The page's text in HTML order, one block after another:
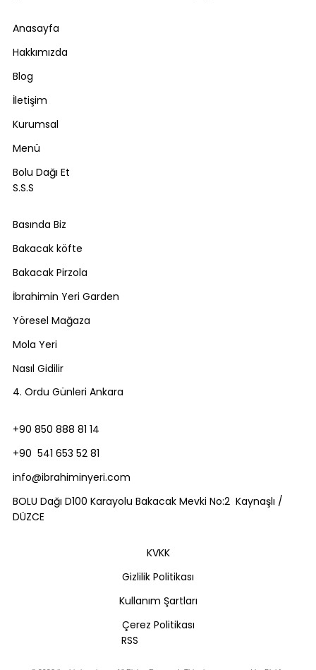
Anasayfa
Hakkımızda
Blog
İletişim
Kurumsal
Menü
Bolu Dağı Et
S.S.S
Basında Biz
Bakacak köfte
Bakacak Pirzola
İbrahimin Yeri Garden
Yöresel Mağaza
Mola Yeri
Nasıl Gidilir
4. Ordu Günleri Ankara
+90 850 888 81 14
+90 541 653 52 81
info@ibrahiminyeri.com
BOLU Dağı D100 Karayolu Bakacak Mevki No:2 Kaynaşlı /
DÜZCE
KVKK
Gizlilik Politikası
Kullanım Şartları
Çerez Politikası
RSS